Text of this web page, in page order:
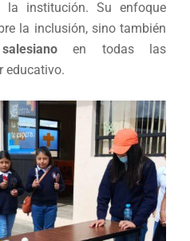
la institución. Su enfoque
la inclusión, sino también
en todas las
educativo.